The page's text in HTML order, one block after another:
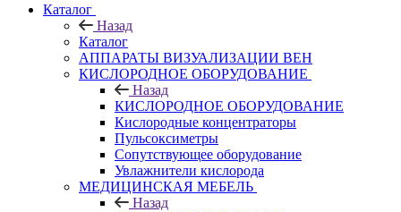
Каталог
Назад
Каталог
АППАРАТЫ ВИЗУАЛИЗАЦИИ ВЕН
КИСЛОРОДНОЕ ОБОРУДОВАНИЕ
Назад
КИСЛОРОДНОЕ ОБОРУДОВАНИЕ
Кислородные концентраторы
Пульсоксиметры
Сопутствующее оборудование
Увлажнители кислорода
МЕДИЦИНСКАЯ МЕБЕЛЬ
Назад